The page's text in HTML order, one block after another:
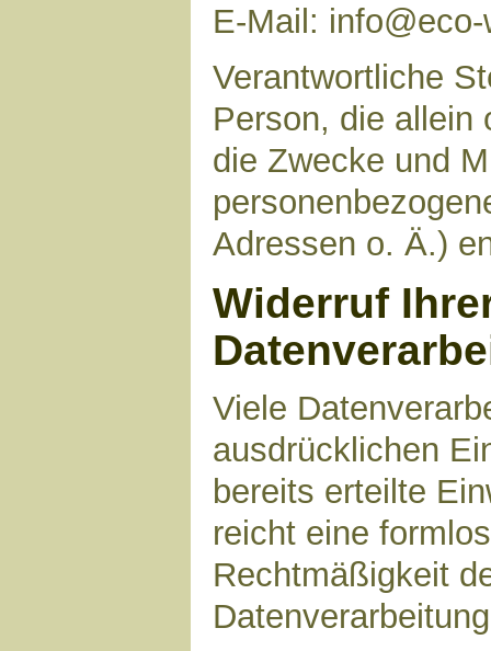
E-Mail:
Verantwortliche
Person, die allein
die Zwecke und
Adressen o. Ä.)
Widerruf
Viele
ausdrücklichen
bereits erteilte
reicht eine
Rechtmäßigkeit